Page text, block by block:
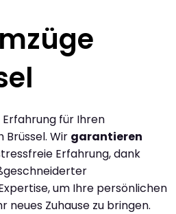
für Ihren
Brüssel. Wir garantieren
Erfahrung, dank
um Ihre persönlichen
neues Zuhause zu bringen.